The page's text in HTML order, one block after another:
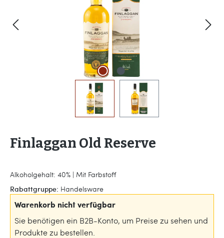
Finlaggan Old Reserve
Alkoholgehalt: 40% | Mit Farbstoff
Rabattgruppe: Handelsware
Warenkorb nicht verfügbar
Sie benötigen ein B2B-Konto, um Preise zu sehen und
Produkte zu bestellen.